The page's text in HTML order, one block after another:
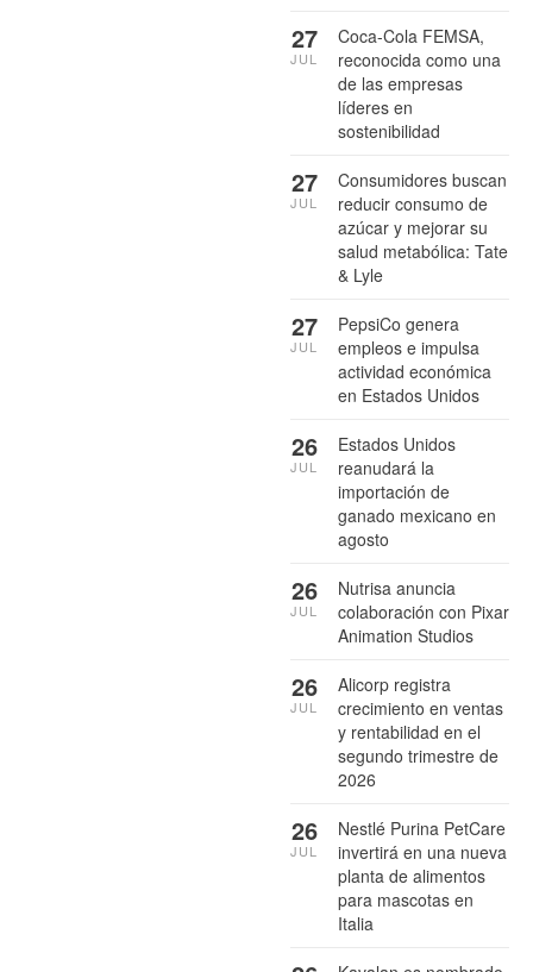
Coca-Cola FEMSA,
reconocida como una
de las empresas
líderes en
sostenibilidad
27
JUL
Consumidores buscan
reducir consumo de
azúcar y mejorar su
salud metabólica: Tate
& Lyle
27
JUL
PepsiCo genera
empleos e impulsa
actividad económica
en Estados Unidos
27
JUL
Estados Unidos
reanudará la
importación de
ganado mexicano en
agosto
26
JUL
Nutrisa anuncia
colaboración con Pixar
Animation Studios
26
JUL
Alicorp registra
crecimiento en ventas
y rentabilidad en el
segundo trimestre de
2026
26
JUL
Nestlé Purina PetCare
invertirá en una nueva
planta de alimentos
para mascotas en
Italia
26
JUL